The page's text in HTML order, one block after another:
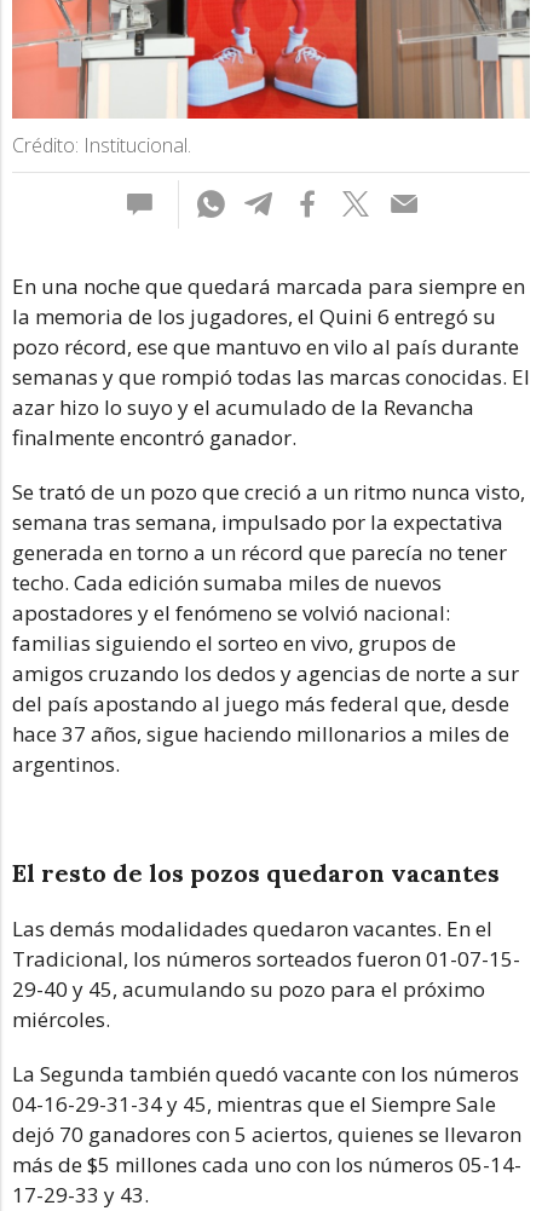
Crédito: Institucional.
En una noche que quedará marcada para siempre en
la memoria de los jugadores, el Quini 6 entregó su
pozo récord, ese que mantuvo en vilo al país durante
semanas y que rompió todas las marcas conocidas. El
azar hizo lo suyo y el acumulado de la Revancha
finalmente encontró ganador.
Se trató de un pozo que creció a un ritmo nunca visto,
semana tras semana, impulsado por la expectativa
generada en torno a un récord que parecía no tener
techo. Cada edición sumaba miles de nuevos
apostadores y el fenómeno se volvió nacional:
familias siguiendo el sorteo en vivo, grupos de
amigos cruzando los dedos y agencias de norte a sur
del país apostando al juego más federal que, desde
hace 37 años, sigue haciendo millonarios a miles de
argentinos.
El resto de los pozos quedaron vacantes
Las demás modalidades quedaron vacantes. En el
Tradicional, los números sorteados fueron 01-07-15-
29-40 y 45, acumulando su pozo para el próximo
miércoles.
La Segunda también quedó vacante con los números
04-16-29-31-34 y 45, mientras que el Siempre Sale
dejó 70 ganadores con 5 aciertos, quienes se llevaron
más de $5 millones cada uno con los números 05-14-
17-29-33 y 43.